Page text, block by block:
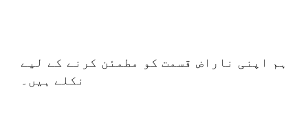
ہم اپنی ناراض قسمت کو مطمئن کرنے کے لیے
نکلے ہیں۔